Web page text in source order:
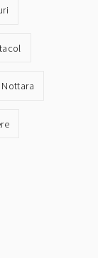
Nottara